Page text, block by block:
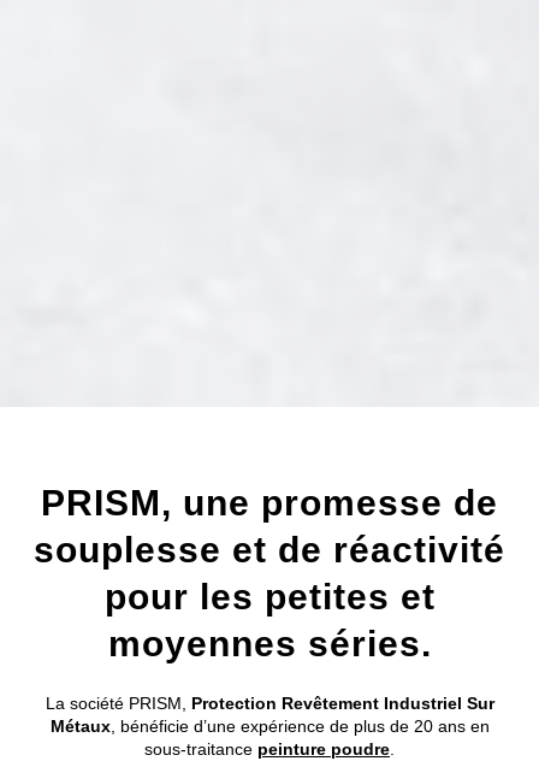
PRISM, une promesse de
souplesse et de réactivité
pour les petites et
moyennes séries.
La société PRISM, Protection Revêtement Industriel Sur
Métaux, bénéficie d’une expérience de plus de 20 ans en
sous-traitance peinture poudre